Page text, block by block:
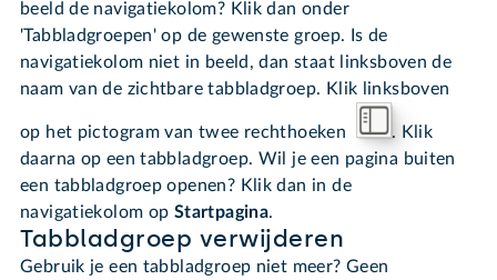
beeld de navigatiekolom? Klik dan onder
'Tabbladgroepen' op de gewenste groep. Is de
navigatiekolom niet in beeld, dan staat linksboven de
naam van de zichtbare tabbladgroep. Klik linksboven
op het pictogram van twee rechthoeken
. Klik
daarna op een tabbladgroep. Wil je een pagina buiten
een tabbladgroep openen? Klik dan in de
navigatiekolom op Startpagina.
Tabbladgroep verwijderen
Gebruik je een tabbladgroep niet meer? Geen